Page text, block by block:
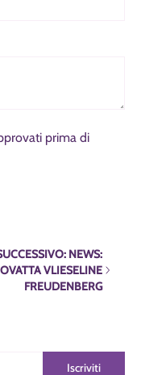
prima di
NEWS:
VLIESELINE
FREUDENBERG
Iscriviti